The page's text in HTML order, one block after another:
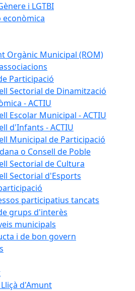
i LGTBI
econòmica
Orgànic Municipal (ROM)
Participació
Sectorial de Dinamització
- ACTIU
Escolar Municipal - ACTIU
d'Infants - ACTIU
Municipal de Participació
o Consell de Poble
Sectorial de Cultura
Sectorial d'Esports
participatius tancats
grups d'interès
municipals
i de bon govern
Lliçà d'Amunt